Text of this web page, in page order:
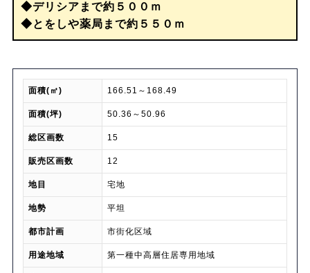
◆デリシアまで約５００ｍ
◆とをしや薬局まで約５５０ｍ
面積(㎡) 166.51～168.49
面積(坪) 50.36～50.96
総区画数 15
販売区画数 12
地目 宅地
地勢 平坦
都市計画 市街化区域
用途地域 第一種中高層住居専用地域